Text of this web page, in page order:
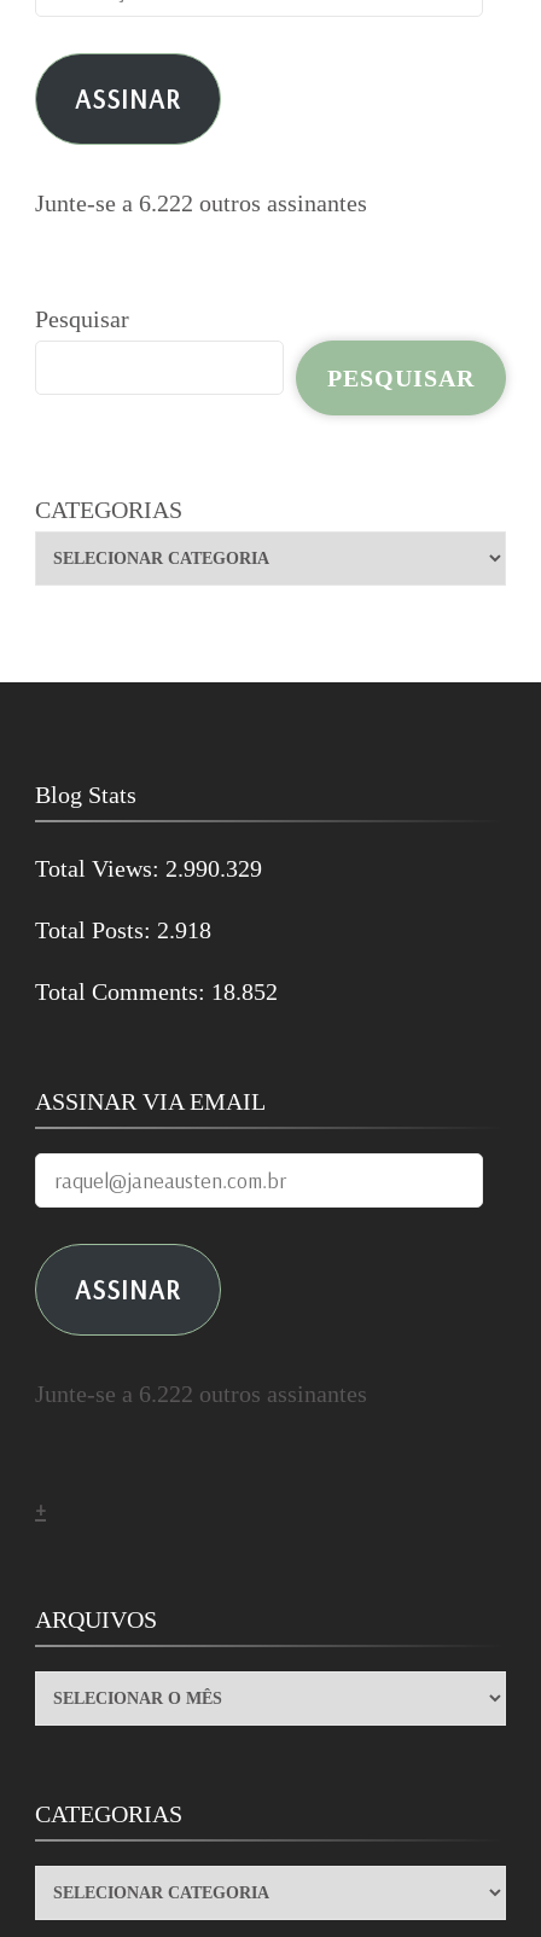
de
e-
mail ASSINAR
Junte-se a 6.222 outros assinantes
Pesquisar
PESQUISAR
CATEGORIAS
Blog Stats
Total Views: 2.990.329
Total Posts: 2.918
Total Comments: 18.852
ASSINAR VIA EMAIL
raquel@janeausten.com.br
ASSINAR
Junte-se a 6.222 outros assinantes
+
ARQUIVOS
ARQUIVOS
CATEGORIAS
CATEGORIAS